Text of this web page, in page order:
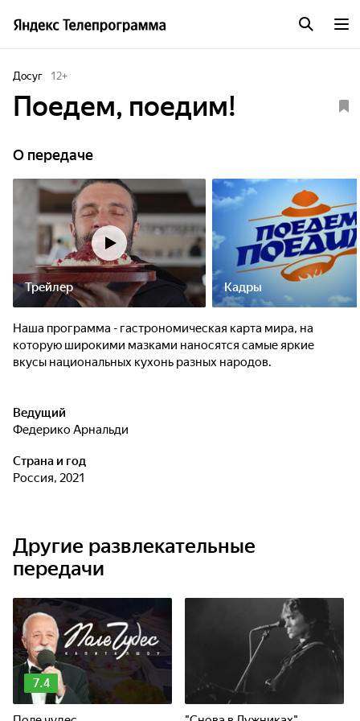
Досуг 12+
Поедем, поедим!
О передаче
Трейлер Кадры
Наша программа - гастрономическая карта мира, на
которую широкими мазками наносятся самые яркие
вкусы национальных кухонь разных народов.
Ведущий
Федерико Арнальди
Страна и год
Россия, 2021
Другие развлекательные
передачи
7.4